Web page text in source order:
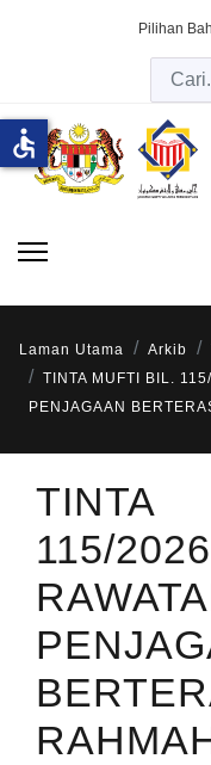
Pilihan
Laman Utama Arkib
TINTA MUFTI BIL.
PENJAGAAN
TINTA
115/
accessible